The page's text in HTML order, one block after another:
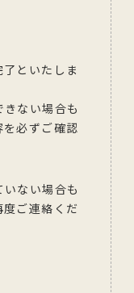
といたしま
ない場合も
必ずご確認
ない場合も
ご連絡くだ